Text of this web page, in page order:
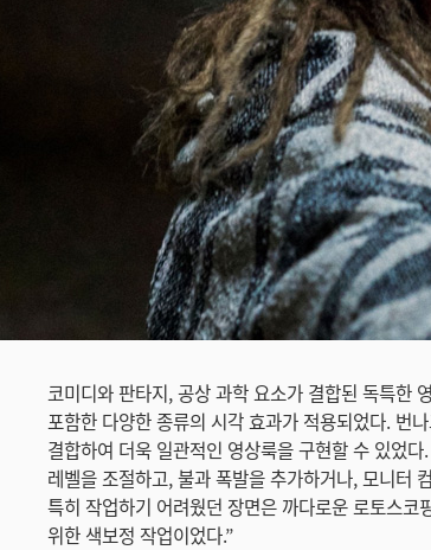
코미디와 판타지, 공상 과학 요소가 결합된 독특한
포함한 다양한 종류의 시각 효과가 적용되었다. 번
결합하여 더욱 일관적인 영상룩을 구현할 수 있었
레벨을 조절하고, 불과 폭발을 추가하거나, 모니터
특히 작업하기 어려웠던 장면은 까다로운 로토스
위한 색보정 작업이었다.”